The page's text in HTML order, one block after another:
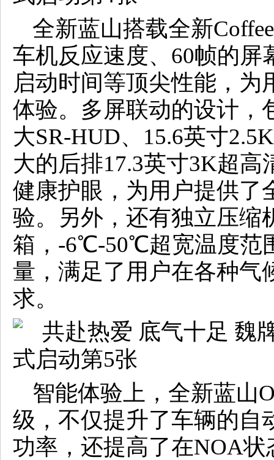
全新蓝山搭载全新
车机反应速度、60帧的屏
启动时间等顶尖性能，
体验。多屏联动的设计，
大SR-HUD、15.6英寸
大的后排17.3英寸3K超
健康护眼，为用户提供了
验。另外，还有独立压缩
箱，-6℃-50℃超宽温度范
量，满足了用户在各种气
求。
智能体验上，全新蓝山
级，不仅提升了车辆的自
功率，还提高了在NOA